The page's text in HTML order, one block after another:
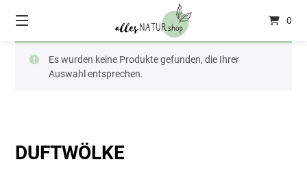
0
DUFTWÖLKE
Es wurden keine Produkte gefunden, die Ihrer
Auswahl entsprechen.